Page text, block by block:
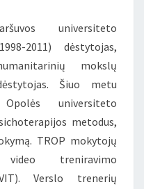
universiteto
2011) dėstytojas,
mokslų
Šiuo metu
universiteto
metodus,
TROP mokytojų
treniravimo
Verslo trenerių